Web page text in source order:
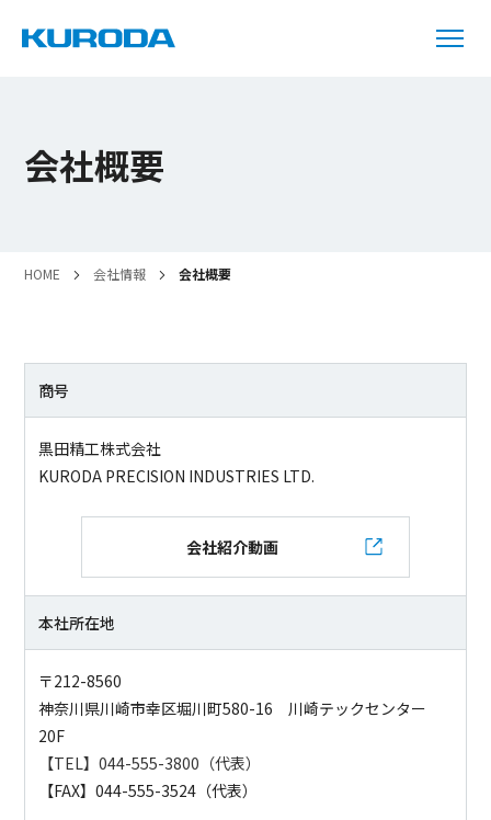
会社概要
HOME 会社情報 会社概要
商号
黒田精工株式会社
KURODA PRECISION INDUSTRIES LTD.
会社紹介動画
本社所在地
〒212-8560
神奈川県川崎市幸区堀川町580-16 川崎テックセンター
20F
【TEL】044-555-3800（代表）
【FAX】044-555-3524（代表）